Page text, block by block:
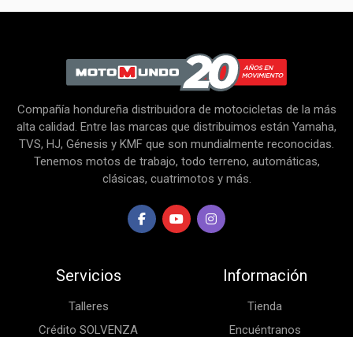
Compañía hondureña distribuidora de motocicletas de la más
alta calidad. Entre las marcas que distribuimos están Yamaha,
TVS, HJ, Génesis y KMF que son mundialmente reconocidas.
Tenemos motos de trabajo, todo terreno, automáticas,
clásicas, cuatrimotos y más.
Servicios
Talleres
Crédito SOLVENZA
Información
Tienda
Encuéntranos